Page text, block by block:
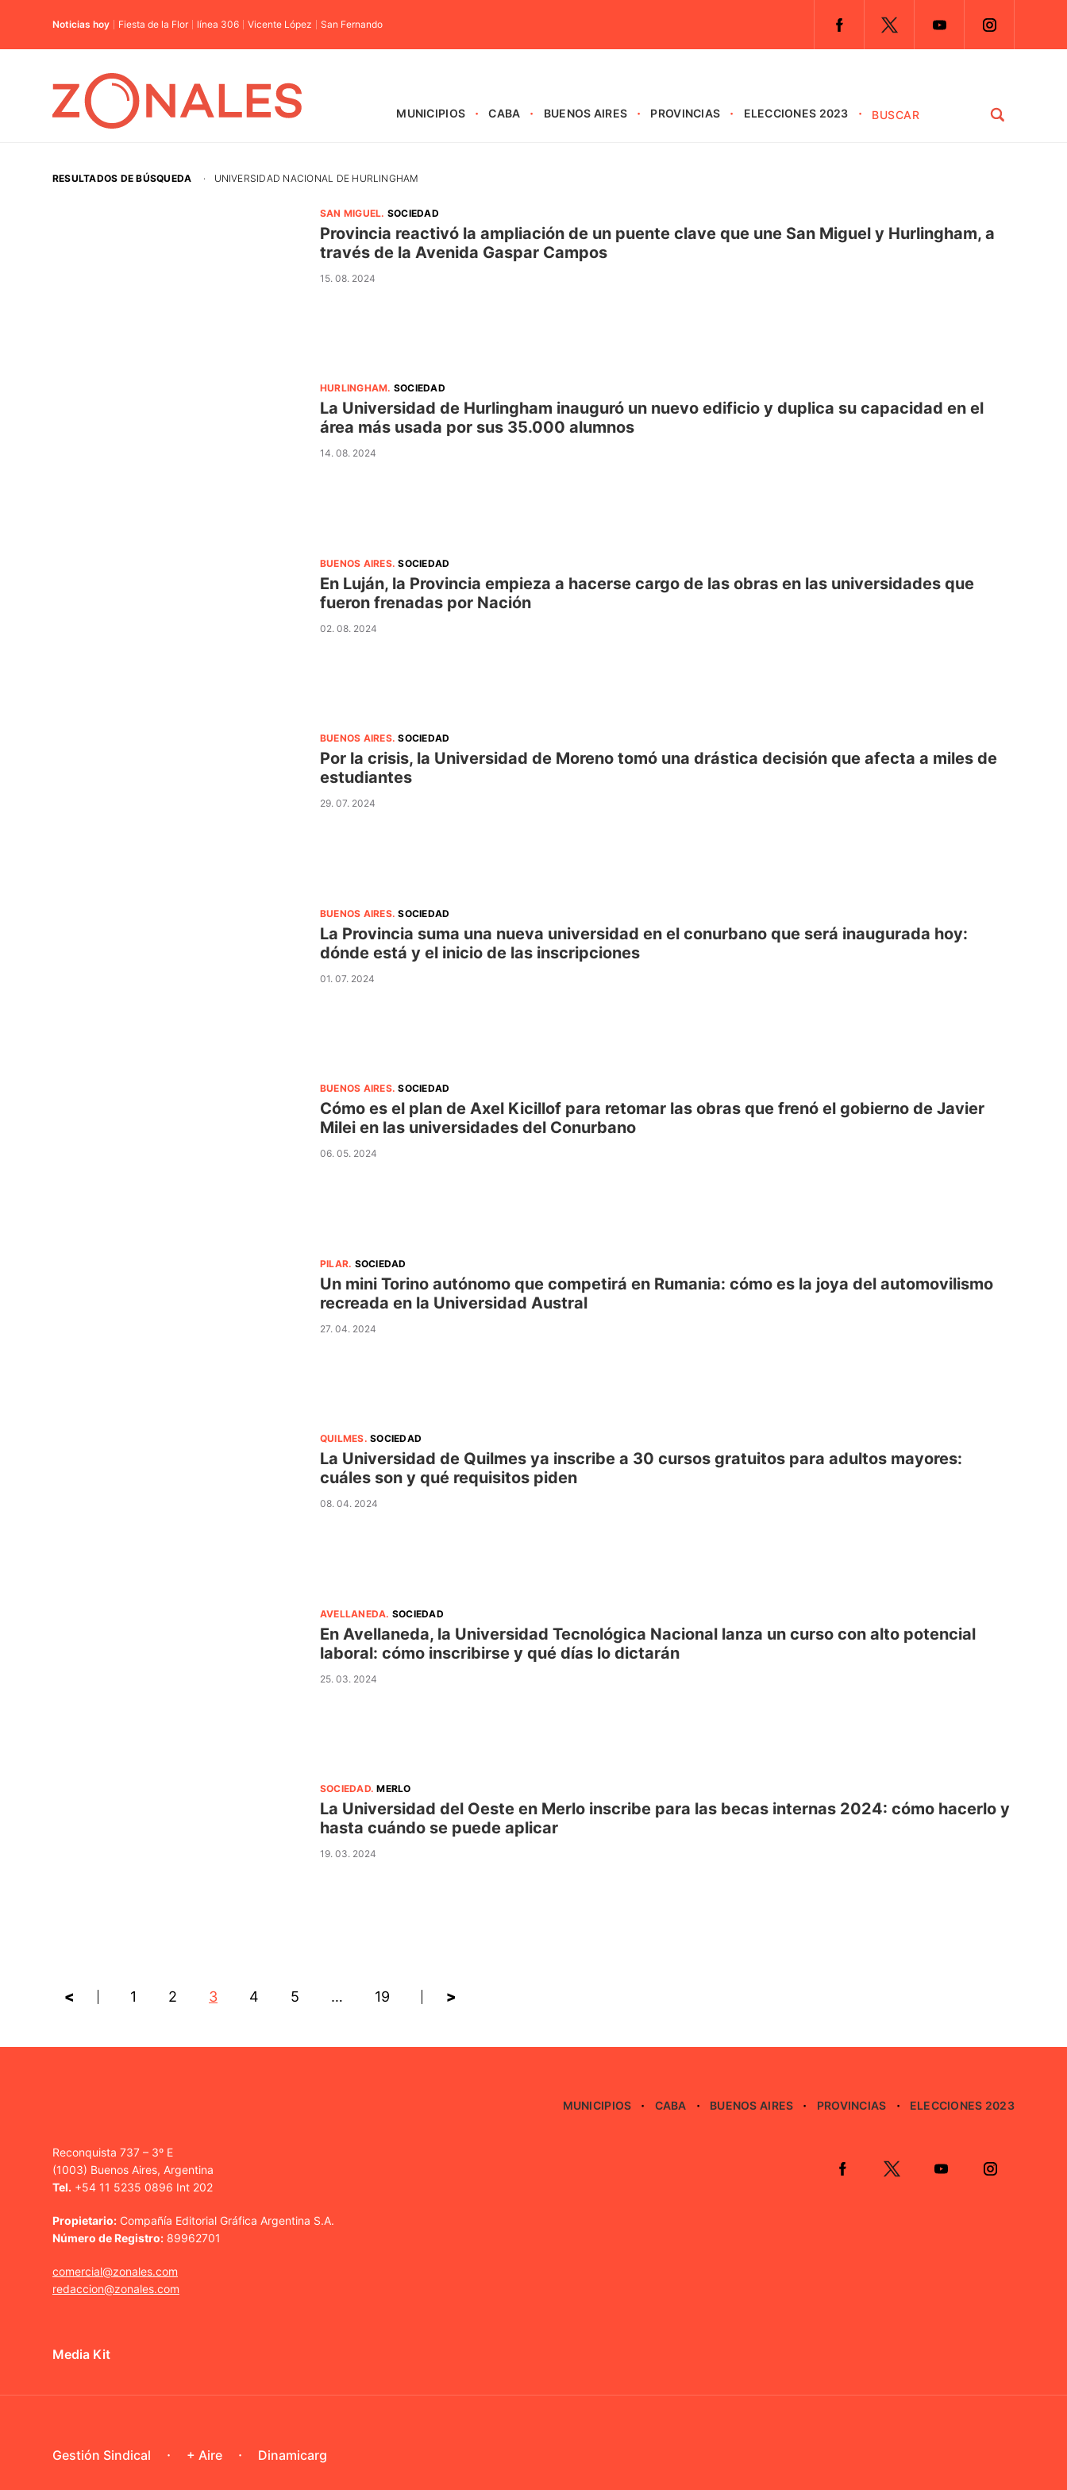
Noticias hoy Fiesta de la Flor línea 306 Vicente López San Fernando
MUNICIPIOS CABA BUENOS AIRES PROVINCIAS ELECCIONES 2023
RESULTADOS DE BÚSQUEDA · UNIVERSIDAD NACIONAL DE HURLINGHAM
SAN MIGUEL. SOCIEDAD
Provincia reactivó la ampliación de un puente clave que une San Miguel y Hurlingham, a
través de la Avenida Gaspar Campos
15. 08. 2024
HURLINGHAM. SOCIEDAD
La Universidad de Hurlingham inauguró un nuevo edificio y duplica su capacidad en el
área más usada por sus 35.000 alumnos
14. 08. 2024
BUENOS AIRES.SOCIEDAD
En Luján, la Provincia empieza a hacerse cargo de las obras en las universidades que
fueron frenadas por Nación
02. 08. 2024
BUENOS AIRES.SOCIEDAD
Por la crisis, la Universidad de Moreno tomó una drástica decisión que afecta a miles de
estudiantes
29. 07. 2024
BUENOS AIRES.SOCIEDAD
La Provincia suma una nueva universidad en el conurbano que será inaugurada hoy:
dónde está y el inicio de las inscripciones
01. 07. 2024
BUENOS AIRES.SOCIEDAD
Cómo es el plan de Axel Kicillof para retomar las obras que frenó el gobierno de Javier
Milei en las universidades del Conurbano
06. 05. 2024
PILAR. SOCIEDAD
Un mini Torino autónomo que competirá en Rumania: cómo es la joya del automovilismo
recreada en la Universidad Austral
27. 04. 2024
QUILMES.SOCIEDAD
La Universidad de Quilmes ya inscribe a 30 cursos gratuitos para adultos mayores:
cuáles son y qué requisitos piden
08. 04. 2024
AVELLANEDA. SOCIEDAD
En Avellaneda, la Universidad Tecnológica Nacional lanza un curso con alto potencial
laboral: cómo inscribirse y qué días lo dictarán
25. 03. 2024
SOCIEDAD.MERLO
La Universidad del Oeste en Merlo inscribe para las becas internas 2024: cómo hacerlo y
hasta cuándo se puede aplicar
19. 03. 2024
< 1 2 3 4 5 … 19 >
MUNICIPIOS CABA BUENOS AIRES PROVINCIAS ELECCIONES 2023
Reconquista 737 – 3º E
(1003) Buenos Aires, Argentina
Tel. +54 11 5235 0896 Int 202
Propietario: Compañía Editorial Gráfica Argentina S.A.
Número de Registro: 89962701
comercial@zonales.com
redaccion@zonales.com
Media Kit
Gestión Sindical + Aire Dinamicarg